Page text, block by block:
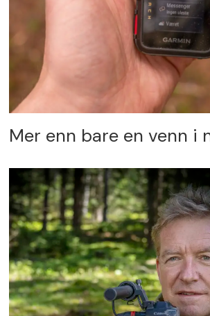
Mer enn bare en venn i